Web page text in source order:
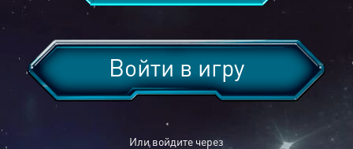
Или войдите через
Войти в игру